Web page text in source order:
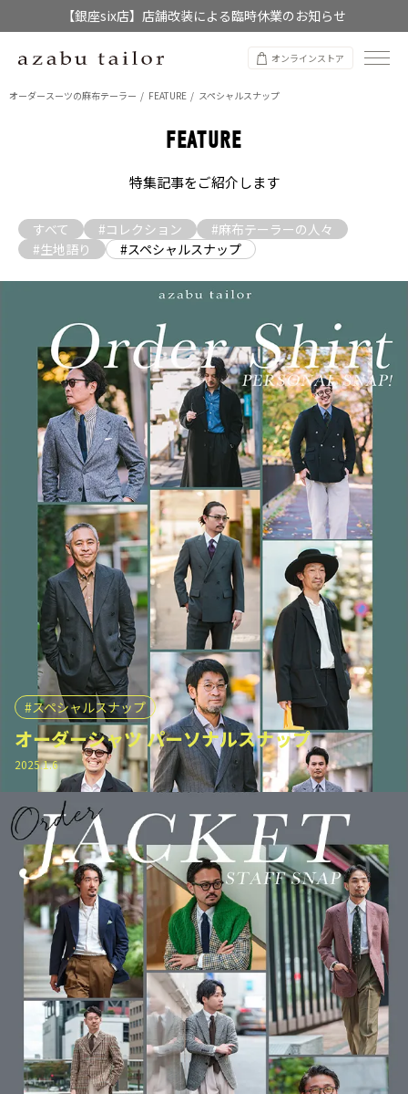
【店舗限定】レディースオーダースーツ
8/12~8/16 夏季休業のお知らせ
オンラインストア
オーダースーツの麻布テーラー FEATURE スペシャルスナップ
FEATURE
特集記事をご紹介します
すべて #コレクション
#麻布テーラーの人々
#生地語り
#スペシャルスナップ
スペシャルスナップ
オーダーシャツ パーソナルスナップ
2025.1.6